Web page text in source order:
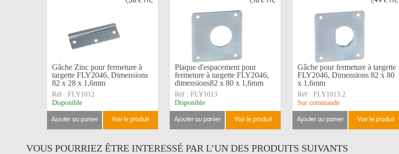
Gâche Zinc pour fermeture à
targette FLY2046, Dimensions
82 x 28 x 1,6mm
Réf : FLY1012
Disponible
ajouter au panier voir le produit
Plaque d'espacement pour
fermeture à targette FLY2046,
dimensions82 x 80 x 1,6mm
Réf : FLY1013
Disponible
ajouter au panier voir le produit
Gâche pour fermeture à targette
FLY2046, Dimensions 82 x 80
x 1,6mm
Réf : FLY1013.2
Sur commande
ajouter au panier voir le produit
VOUS POURRIEZ ÊTRE INTERESSÉ PAR L’UN DES PRODUITS SUIVANTS